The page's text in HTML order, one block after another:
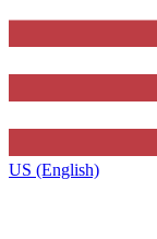
US (English)